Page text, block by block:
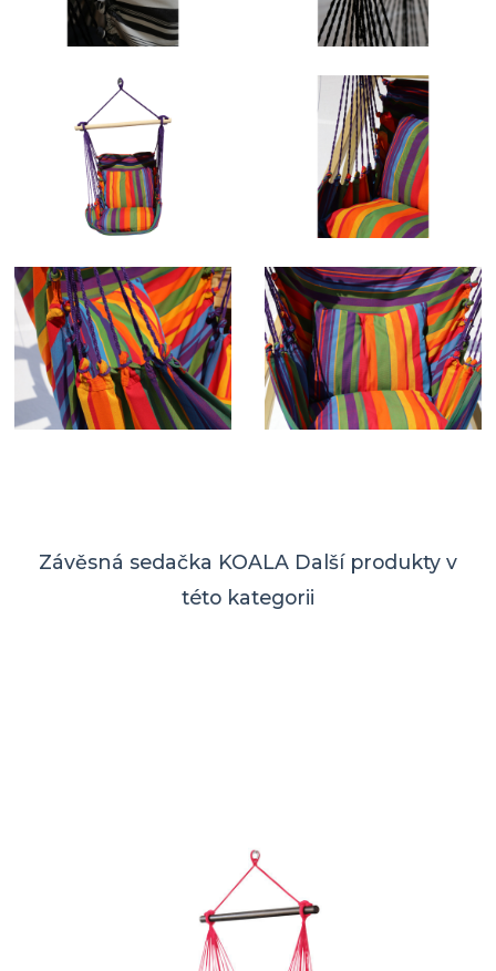
Závěsná sedačka KOALA Další produkty v
této kategorii